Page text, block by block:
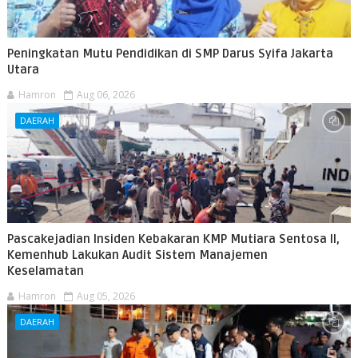
Peningkatan Mutu Pendidikan di SMP Darus Syifa Jakarta
Utara
Hamron Aug 06, 2026
DAERAH
Pascakejadian Insiden Kebakaran KMP Mutiara Sentosa II,
Kemenhub Lakukan Audit Sistem Manajemen
Keselamatan
Hamron Aug 05, 2026
DAERAH